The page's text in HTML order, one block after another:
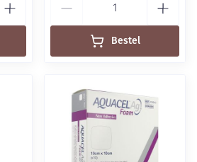
Bestel